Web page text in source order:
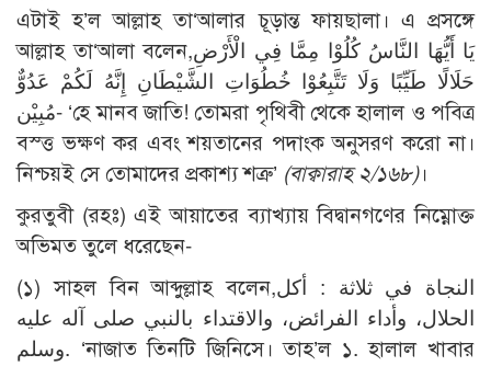
এটাই হ’ল আল্লাহ তা‘আলার চূড়ান্ত ফায়ছালা। এ প্রসঙ্গে
আল্লাহ তা‘আলা বলেন,يَا أَيُّهَا النَّاسُ كُلُوْا مِمَّا فِي الْأَرْضِ
حَلَالًا طَيِّبًا وَلَا تَتَّبِعُوْا خُطُوَاتِ الشَّيْطَانِ إِنَّهُ لَكُمْ عَدُوٌّ
مُبِيْن- ‘হে মানব জাতি! তোমরা পৃথিবী থেকে হালাল ও পবিত্র
বস্ত্ত ভক্ষণ কর এবং শয়তানের পদাংক অনুসরণ করো না।
নিশ্চয়ই সে তোমাদের প্রকাশ্য শত্রু’ (বাক্বারাহ ২/১৬৮)।
কুরতুবী (রহঃ) এই আয়াতের ব্যাখ্যায় বিদ্বানগণের নিম্নোক্ত
অভিমত তুলে ধরেছেন-
(১) সাহল বিন আব্দুল্লাহ বলেন,النجاة في ثلاثة : أكل
الحلال، وأداء الفرائض، والاقتداء بالنبي صلى آله عليه
وسلم. ‘নাজাত তিনটি জিনিসে। তাহ’ল ১. হালাল খাবার